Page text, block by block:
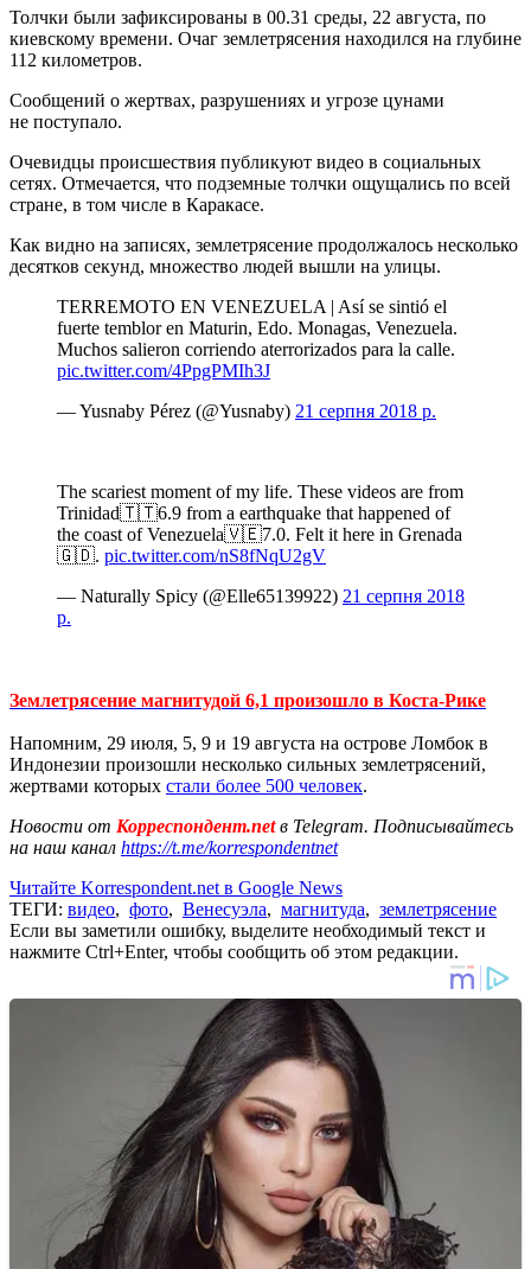
Толчки были зафиксированы в 00.31 среды, 22 августа, по
киевскому времени. Очаг землетрясения находился на глубине
112 километров.
Сообщений о жертвах, разрушениях и угрозе цунами
не поступало.
Очевидцы происшествия публикуют видео в социальных
сетях. Отмечается, что подземные толчки ощущались по всей
стране, в том числе в Каракасе.
Как видно на записях, землетрясение продолжалось несколько
десятков секунд, множество людей вышли на улицы.
TERREMOTO EN VENEZUELA | Así se sintió el
fuerte temblor en Maturin, Edo. Monagas, Venezuela.
Muchos salieron corriendo aterrorizados para la calle.
pic.twitter.com/4PpgPMIh3J
— Yusnaby Pérez (@Yusnaby) 21 серпня 2018 р.
The scariest moment of my life. These videos are from
Trinidad🇹🇹6.9 from a earthquake that happened of
the coast of Venezuela🇻🇪7.0. Felt it here in Grenada
🇬🇩. pic.twitter.com/nS8fNqU2gV
— Naturally Spicy (@Elle65139922) 21 серпня 2018
р.
Землетрясение магнитудой 6,1 произошло в Коста-Рике
Напомним, 29 июля, 5, 9 и 19 августа на острове Ломбок в
Индонезии произошли несколько сильных землетрясений,
жертвами которых стали более 500 человек.
Новости от Корреспондент.netв Telegram. Подписывайтесь
на наш канал https://t.me/korrespondentnet
Читайте Korrespondent.net в Google News
ТЕГИ: видео, фото, Венесуэла, магнитуда, землетрясение
Если вы заметили ошибку, выделите необходимый текст и
нажмите Ctrl+Enter, чтобы сообщить об этом редакции.